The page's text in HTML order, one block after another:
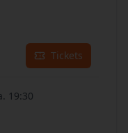
Tickets
19:30